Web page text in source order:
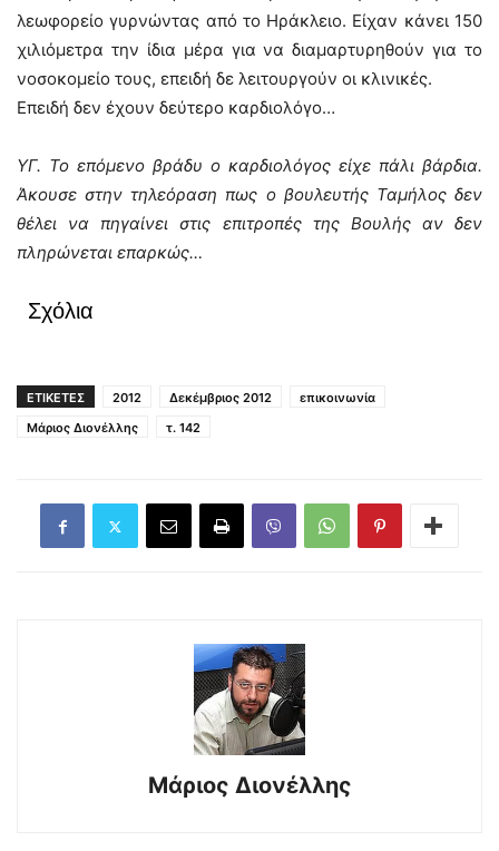
λεωφορείο γυρνώντας από το Ηράκλειο. Είχαν κάνει 150
χιλιόμετρα την ίδια μέρα για να διαμαρτυρηθούν για το
νοσοκομείο τους, επειδή δε λειτουργούν οι κλινικές.
Επειδή δεν έχουν δεύτερο καρδιολόγο…
ΥΓ. Το επόμενο βράδυ ο καρδιολόγος είχε πάλι βάρδια.
Άκουσε στην τηλεόραση πως ο βουλευτής Ταμήλος δεν
θέλει να πηγαίνει στις επιτροπές της Βουλής αν δεν
πληρώνεται επαρκώς…
Σχόλια
ΕΤΙΚΕΤΕΣ 2012 Δεκέμβριος 2012
επικοινωνία
Μάριος Διονέλλης
τ. 142
Μάριος Διονέλλης